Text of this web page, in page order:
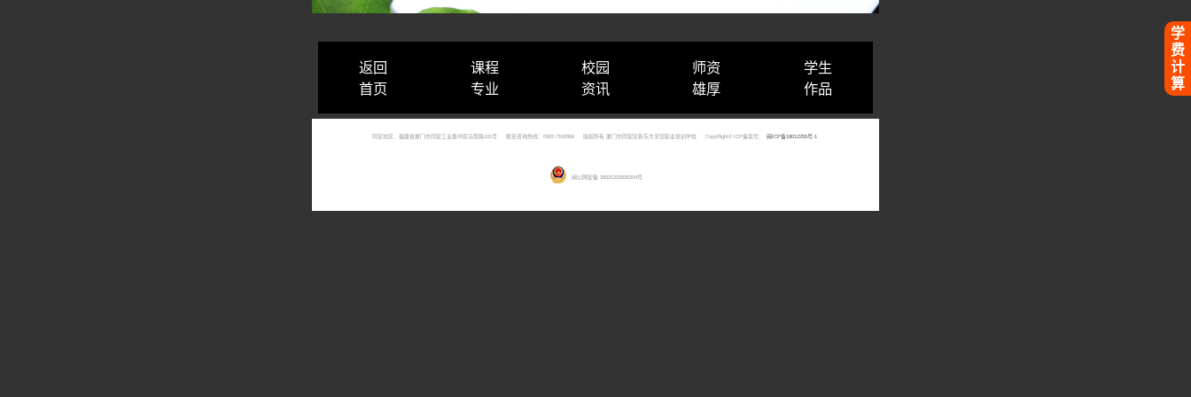
学
费
计
算
返回
首页
课程
专业
校园
资讯
师资
雄厚
学生
作品
同安校区：福建省厦门市同安工业集中区马垵路101号 报名咨询热线：0592-7192666 版权所有 厦门市同安区新东方烹饪职业培训学校 CopyRight© ICP备案号： 闽ICP备18012255号-1
闽公网安备 35021202000204号